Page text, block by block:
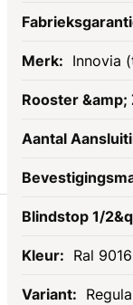
Innovia
Ral